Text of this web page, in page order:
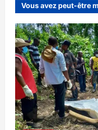
Vous avez peut-être